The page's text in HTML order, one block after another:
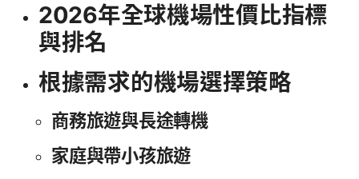
2026年全球機場性價比指標
與排名
根據需求的機場選擇策略
商務旅遊與長途轉機
家庭與帶小孩旅遊